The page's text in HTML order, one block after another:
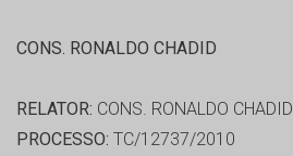
CONS. RONALDO CHADID
RELATOR: CONS. RONALDO CHADID
PROCESSO: TC/12737/2010